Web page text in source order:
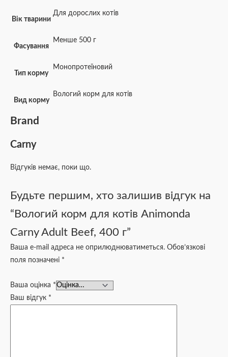
Вік тварини
Для дорослих котів
Фасування
Менше 500 г
Тип корму
Монопротеїновий
Вид корму
Вологий корм для котів
Brand
Carny
Відгуків немає, поки що.
Будьте першим, хто залишив відгук на
“Вологий корм для котів Animonda
Carny Adult Beef, 400 г”
Ваша e-mail адреса не оприлюднюватиметься. Обов’язкові
поля позначені *
Ваша оцінка *
Ваш відгук *